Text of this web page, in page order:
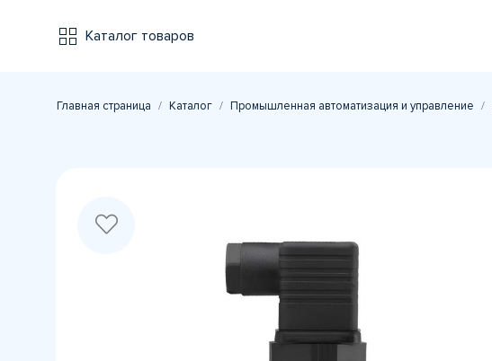
Каталог товаров
Главная страница Каталог Промышленная автоматизация и управление